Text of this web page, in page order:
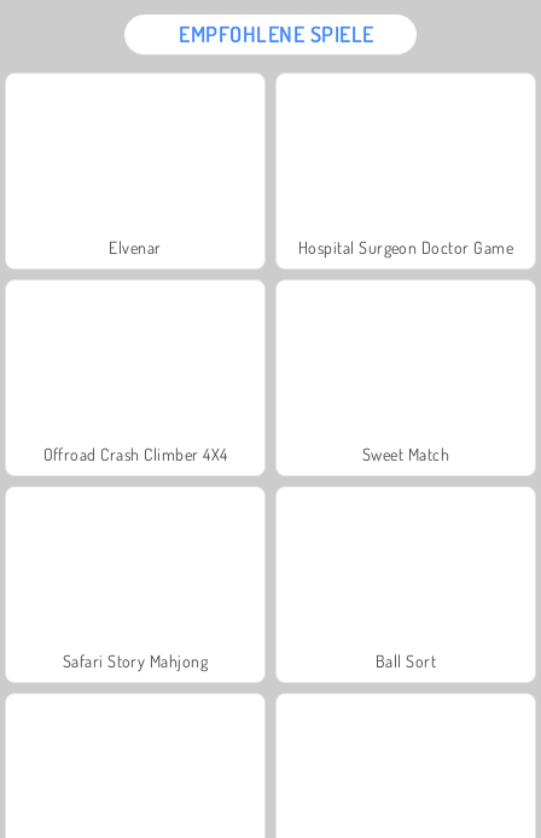
EMPFOHLENE SPIELE
Elvenar Hospital Surgeon Doctor Game
Offroad Crash Climber 4X4 Sweet Match
Safari Story Mahjong Ball Sort